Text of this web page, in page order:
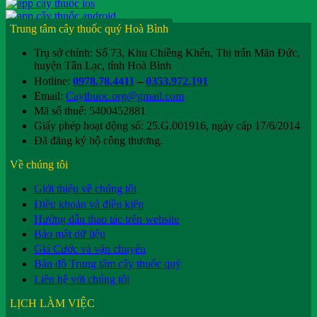
Trung tâm cây thuốc quý Hoà Bình
Trụ sở chính: Số 73, Khu Chiềng Khến, Thị trấn Mãn Đức,
huyện Tân Lạc, tỉnh Hoà Bình
Hotline: 0978.78.4411 – 0353.972.191
Email: Caythuoc.org@gmail.com
Mã số thuế: 5400452881
Giấy phép hoạt động số: 25.G.001916, ngày cấp 17/6/2014
Đã đăng ký bộ công thương.
Về chúng tôi
Giới thiệu về chúng tôi
Điều khoản và điều kiện
Hướng dẫn thao tác trên website
Bảo mật dữ liệu
Giá Cước và vận chuyển
Bản đồ Trung tâm cây thuốc quý
Liên hệ với chúng tôi
LỊCH LÀM VIỆC